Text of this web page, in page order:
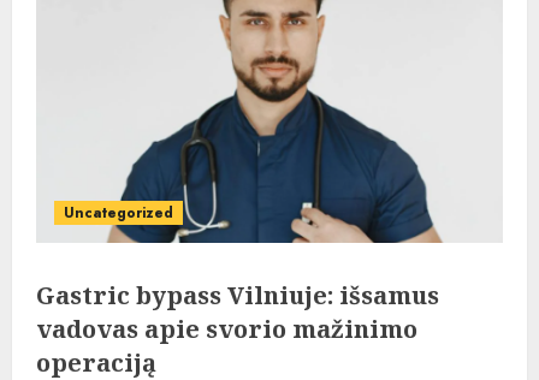
Uncategorized
Gastric bypass Vilniuje: išsamus
vadovas apie svorio mažinimo
operaciją